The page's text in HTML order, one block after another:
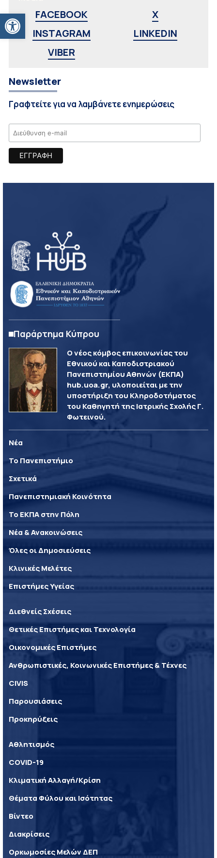
Ανοίξτε τη γραμμή εργαλείων
FACEBOOK
X
INSTAGRAM
LINKEDIN
VIBER
Newsletter
Γραφτείτε για να λαμβάνετε ενημερώσεις
Παράρτημα Κύπρου
Ο νέος κόμβος επικοινωνίας του
Εθνικού και Καποδιστριακού
Πανεπιστημίου Αθηνών (ΕΚΠΑ)
hub.uoa.gr, υλοποιείται με την
υποστήριξη του Κληροδοτήματος
του Καθηγητή της Ιατρικής Σχολής Γ.
Φωτεινού.
Νέα
Το Πανεπιστήμιο
Σχετικά
Πανεπιστημιακή Κοινότητα
Το ΕΚΠΑ στην Πόλη
Νέα & Ανακοινώσεις
Όλες οι Δημοσιεύσεις
Κλινικές Μελέτες
Επιστήμες Υγείας
Διεθνείς Σχέσεις
Θετικές Επιστήμες και Τεχνολογία
Οικονομικές Επιστήμες
Ανθρωπιστικές, Κοινωνικές Επιστήμες & Τέχνες
CIVIS
Παρουσιάσεις
Προκηρύξεις
Αθλητισμός
COVID-19
Κλιματική Αλλαγή/Κρίση
Θέματα Φύλου και Ισότητας
Βίντεο
Διακρίσεις
Ορκωμοσίες Μελών ΔΕΠ